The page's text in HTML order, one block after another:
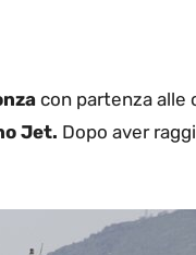
con partenza alle
Jet. Dopo aver